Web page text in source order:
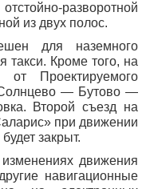
разворотной
из двух полос.
для наземного
такси. Кроме того, на
от Проектируемого
— Бутово —
Второй съезд на
при движении
закрыт.
движения
навигационные